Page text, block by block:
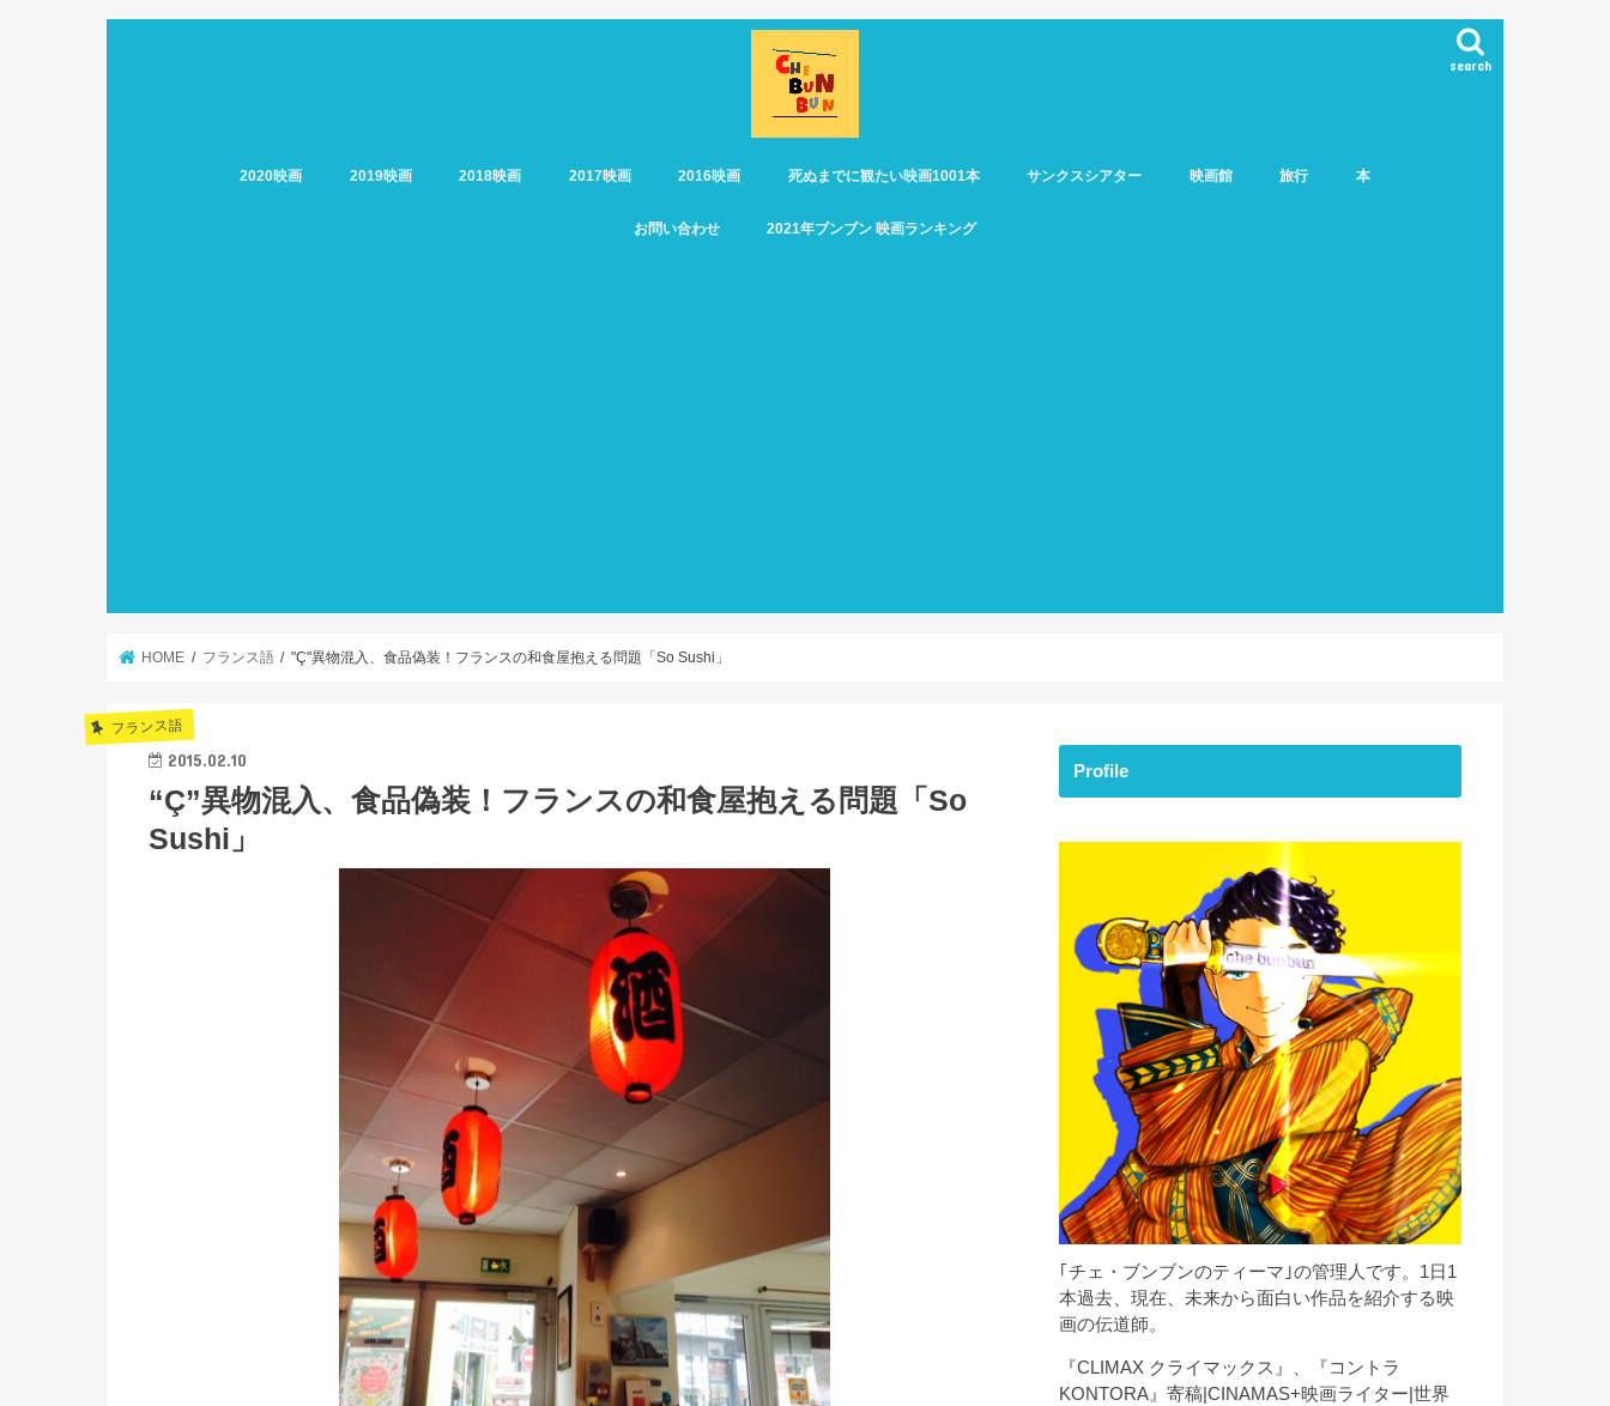
search
2020映画 2019映画 2018映画 2017映画 2016映画 死ぬまでに観たい映画1001本 サンクスシアター 映画館 旅行 本
お問い合わせ 2021年ブンブン 映画ランキング
HOME フランス語 "Ç"異物混入、食品偽装！フランスの和食屋抱える問題「So Sushi」
フランス語
2015.02.10
“Ç”異物混入、食品偽装！フランスの和食屋抱える問題「So
Sushi」
Profile
｢チェ・ブンブンのティーマ｣の管理人です。1日1
本過去、現在、未来から面白い作品を紹介する映
画の伝道師。
『CLIMAX クライマックス』、『コントラ
KONTORA』寄稿|CINAMAS+映画ライター|世界